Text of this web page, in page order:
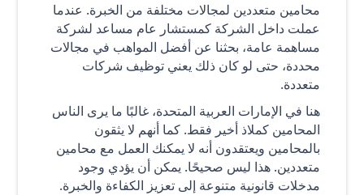
محامين متعددين لمجالات مختلفة من الخبرة. عندما
عملت داخل الشركة كمستشار عام مساعد لشركة
مساهمة عامة، بحثنا عن أفضل المواهب في مجالات
محددة، حتى لو كان ذلك يعني توظيف شركات
متعددة.
هنا في الإمارات العربية المتحدة، غالبًا ما يرى الناس
المحامين كملاذ أخير فقط. كما أنهم لا يثقون
بالمحامين ويعتقدون أنه لا يمكنك العمل مع محامين
متعددين. هذا ليس صحيحًا. يمكن أن يؤدي وجود
مدخلات قانونية متنوعة إلى تعزيز الكفاءة والخبرة.